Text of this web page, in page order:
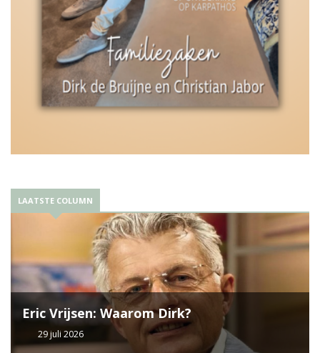
LAATSTE COLUMN
Eric Vrijsen: Waarom Dirk?
29 juli 2026